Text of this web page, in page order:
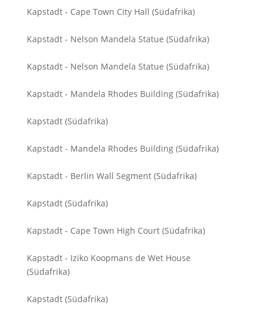
Kapstadt - Cape Town City Hall (Südafrika)
Kapstadt - Nelson Mandela Statue (Südafrika)
Kapstadt - Nelson Mandela Statue (Südafrika)
Kapstadt - Mandela Rhodes Building (Südafrika)
Kapstadt (Südafrika)
Kapstadt - Mandela Rhodes Building (Südafrika)
Kapstadt - Berlin Wall Segment (Südafrika)
Kapstadt (Südafrika)
Kapstadt - Cape Town High Court (Südafrika)
Kapstadt - Iziko Koopmans de Wet House
(Südafrika)
Kapstadt (Südafrika)